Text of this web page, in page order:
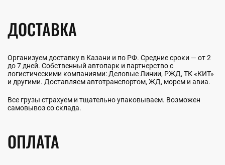
ДОСТАВКА
Организуем доставку в Казани и по РФ. Средние сроки — от 2
до 7 дней. Собственный автопарк и партнерство с
логистическими компаниями: Деловые Линии, РЖД, ТК «КИТ»
и другими. Доставляем автотранспортом, ЖД, морем и авиа.
Все грузы страхуем и тщательно упаковываем. Возможен
самовывоз со склада.
ОПЛАТА